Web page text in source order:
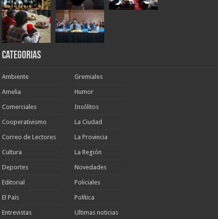
Categorias
Ambiente
Amelia
Comerciales
Cooperativismo
Correo de Lectores
Cultura
Deportes
Editorial
El País
Entrevistas
Gremiales
Humor
Insólitos
La Ciudad
La Provincia
La Región
Novedades
Policiales
Política
Ultimas noticias